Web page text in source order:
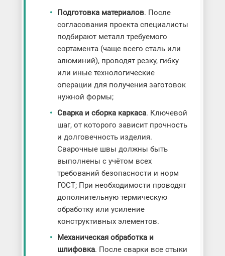
Подготовка материалов. После
согласования проекта специалисты
подбирают металл требуемого
сортамента (чаще всего сталь или
алюминий), проводят резку, гибку
или иные технологические
операции для получения заготовок
нужной формы;
Сварка и сборка каркаса. Ключевой
шаг, от которого зависит прочность
и долговечность изделия.
Сварочные швы должны быть
выполнены с учётом всех
требований безопасности и норм
ГОСТ; При необходимости проводят
дополнительную термическую
обработку или усиление
конструктивных элементов.
Механическая обработка и
шлифовка. После сварки все стыки